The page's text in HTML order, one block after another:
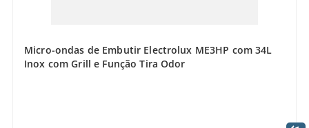
Micro-ondas de Embutir Electrolux ME3HP com 34L
Inox com Grill e Função Tira Odor